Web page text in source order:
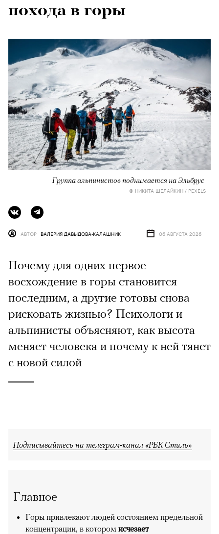
похода в горы
Группа альпинистов поднимается на Эльбрус
© НИКИТА ШЕЛАЙКИН / PEXELS
АВТОР ВАЛЕРИЯ ДАВЫДОВА-КАЛАШНИК 06 АВГУСТА 2026
Почему для одних первое
восхождение в горы становится
последним, а другие готовы снова
рисковать жизнью? Психологи и
альпинисты объясняют, как высота
меняет человека и почему к ней тянет
с новой силой
Подписывайтесь на телеграм-канал «РБК Стиль»
Главное
Горы привлекают людей состоянием предельной
концентрации, в котором исчезает